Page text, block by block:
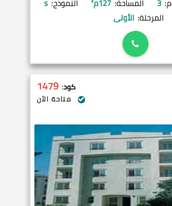
3 المساحة: 127م² النموذج: s
المرحلة: الأولى
كود: 1479
متاحة الآن